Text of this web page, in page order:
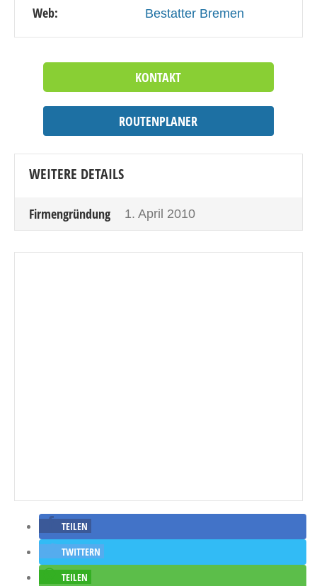
Web: Bestatter Bremen
KONTAKT
ROUTENPLANER
WEITERE DETAILS
Firmengründung 1. April 2010
TEILEN
TWITTERN
TEILEN